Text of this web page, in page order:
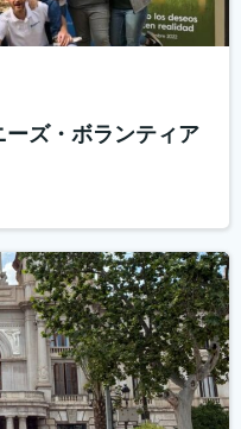
ズ・ボランティア